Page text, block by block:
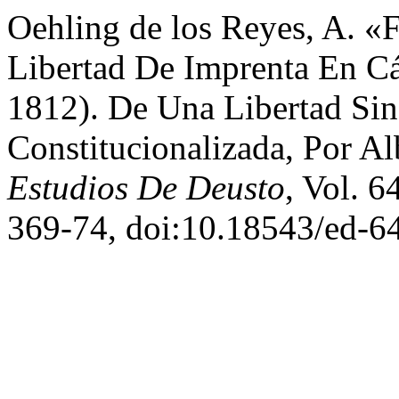
Oehling de los Reyes, A.
Libertad De Imprenta En
1812). De Una Libertad
Constitucionalizada, Por
Estudios De Deusto, Vol.
369-74, doi:10.18543/ed-